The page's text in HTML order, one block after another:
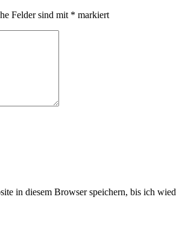
Felder sind mit * markiert
in diesem Browser speichern, bis ich